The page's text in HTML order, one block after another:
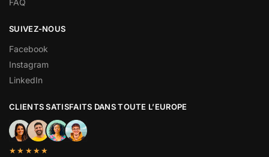
FAQ
SUIVEZ-NOUS
Facebook
Instagram
LinkedIn
CLIENTS SATISFAITS DANS TOUTE L’EUROPE
★★★★★